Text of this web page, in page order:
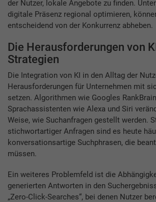
der Nutzer, lokale Angebote zu finden.
digitale Präsenz regional optimieren,
entscheidend von der Konkurrenz abheben.
Die Herausforderungen von
Strategien
Die Integration von KI in den Alltag der
Herausforderungen für Unternehmen mit
setzen. Algorithmen wie Googles
Sprachassistenten wie Alexa und Siri
Weise, wie Suchanfragen gestellt werden.
stichwortartiger Anfragen sind es heute
konversationsartige Suchphrasen, die
müssen.
Ein weiteres Problemfeld ist die
generierten Antworten in den
„Zero-Click-Searches“, bei denen Nutzer